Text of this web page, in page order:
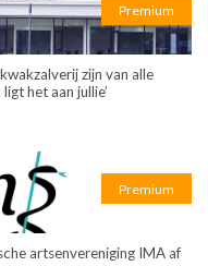
Premium
zijn van alle
het aan jullie’
Premium
artsenvereniging IMA af